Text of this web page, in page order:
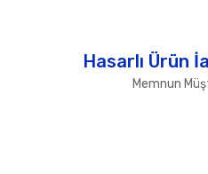
Hasarlı Ürün
Memnun